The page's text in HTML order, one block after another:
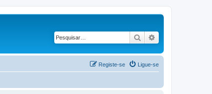
Pesquisar
Ligue-se
Registe-se